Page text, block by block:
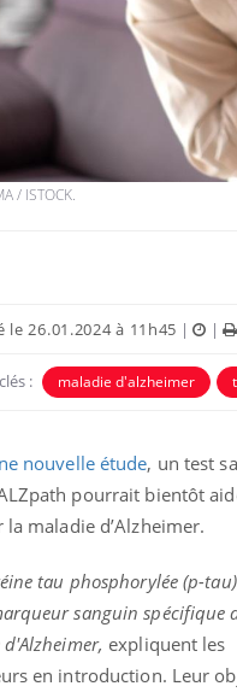
/ ISTOCK.
le 26.01.2024 à 11h45 | |
: maladie d'alzheimer
nouvelle étude, un test
pourrait bientôt
la maladie d’Alzheimer.
tau phosphorylée (p-
sanguin spécifique
expliquent les
en introduction. Leur
manger moins
de protéines pourrait
être bénéfique
Youtube
sont faciles à aborder...
côté, poser des